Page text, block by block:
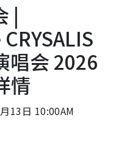
|
唱会 2026
情
13日 10:00AM